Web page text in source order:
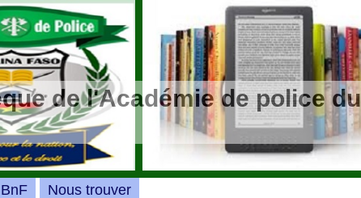
de l'Académie de police du
Nous trouver